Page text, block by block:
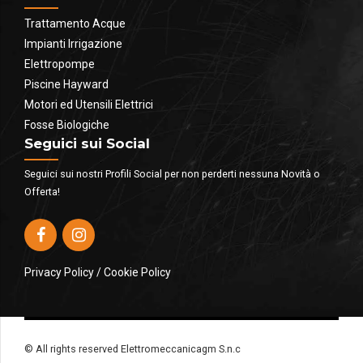
Trattamento Acque
Impianti Irrigazione
Elettropompe
Piscine Hayward
Motori ed Utensili Elettrici
Fosse Biologiche
Seguici sui Social
Seguici sui nostri Profili Social per non perderti nessuna Novità o
Offerta!
Privacy Policy/Cookie Policy
© All rights reserved Elettromeccanicagm S.n.c